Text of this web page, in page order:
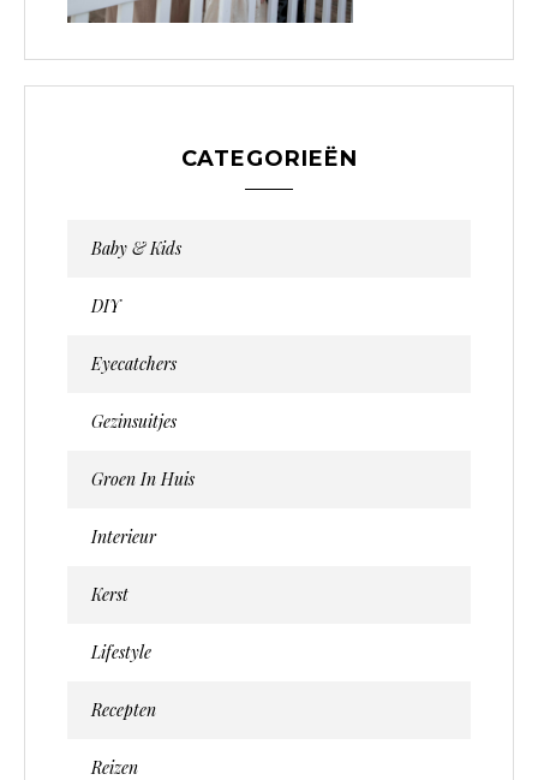
CATEGORIEËN
Baby & Kids
DIY
Eyecatchers
Gezinsuitjes
Groen In Huis
Interieur
Kerst
Lifestyle
Recepten
Reizen